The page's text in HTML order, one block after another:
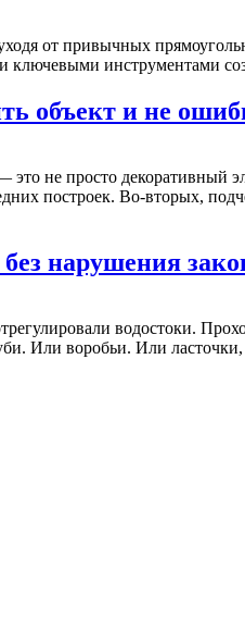
от привычных
ключевыми инструментами
объект и не
не просто
построек. Во-вторых,
нарушения
водостоки.
Или воробьи. Или